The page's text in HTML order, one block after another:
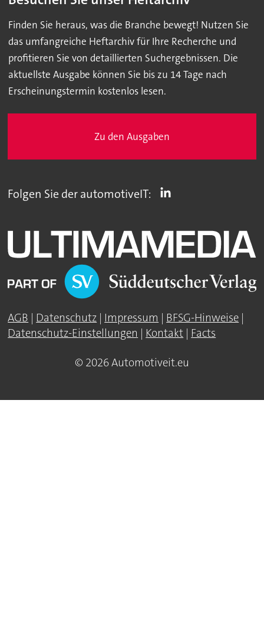
Finden Sie heraus, was die Branche bewegt! Nutzen Sie
das umfangreiche Heftarchiv für Ihre Recherche und
profitieren Sie von detaillierten Suchergebnissen. Die
aktuellste Ausgabe können Sie bis zu 14 Tage nach
Erscheinungstermin kostenlos lesen.
Zu den Ausgaben
Folgen Sie der automotiveIT:
AGB | Datenschutz | Impressum | BFSG-Hinweise |
Datenschutz-Einstellungen | Kontakt | Facts
© 2026 Automotiveit.eu